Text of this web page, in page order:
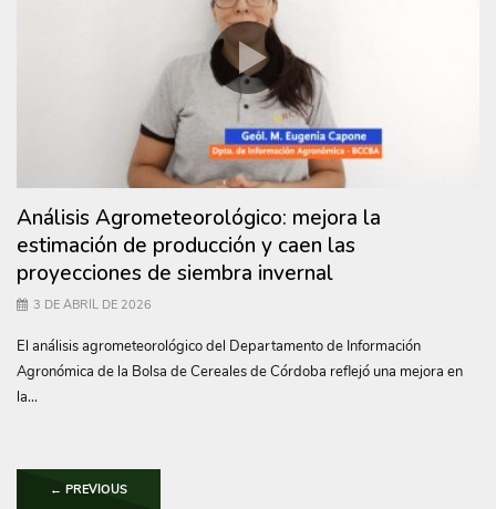
Análisis Agrometeorológico: mejora la
estimación de producción y caen las
proyecciones de siembra invernal
3 DE ABRIL DE 2026
El análisis agrometeorológico del Departamento de Información
Agronómica de la Bolsa de Cereales de Córdoba reflejó una mejora en
la...
← PREVIOUS